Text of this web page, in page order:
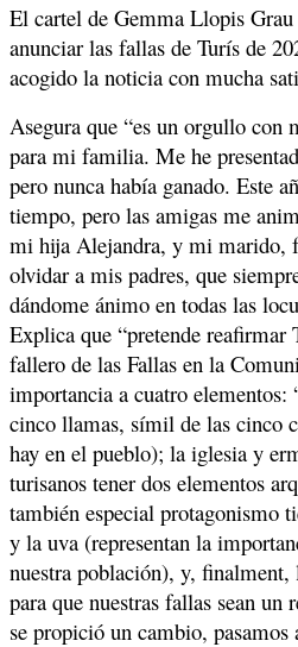
El cartel de Gemma Llopis Grau
anunciar las fallas de Turís de
acogido la noticia con mucha
Asegura que “es un orgullo con
para mi familia. Me he
pero nunca había ganado. Este
tiempo, pero las amigas me
mi hija Alejandra, y mi marido,
olvidar a mis padres, que
dándome ánimo en todas las
Explica que “pretende reafirmar
fallero de las Fallas en la
importancia a cuatro elementos:
cinco llamas, símil de las cinco
hay en el pueblo); la iglesia y
turisanos tener dos elementos
también especial protagonismo
y la uva (representan la
nuestra población), y,
para que nuestras fallas sean un
se propició un cambio, pasamos